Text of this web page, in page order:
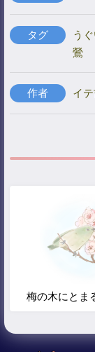
タグ う
鶯
作者 イ
梅の木にとま